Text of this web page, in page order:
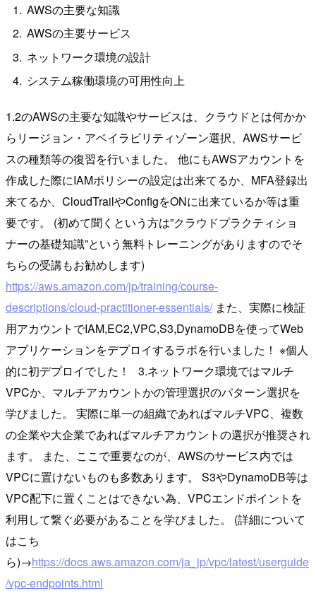
AWSの主要な知識
AWSの主要サービス
ネットワーク環境の設計
システム稼働環境の可用性向上
1.2のAWSの主要な知識やサービスは、クラウドとは何かか
らリージョン・アベイラビリティゾーン選択、AWSサービ
スの種類等の復習を行いました。 他にもAWSアカウントを
作成した際にIAMポリシーの設定は出来てるか、MFA登録出
来てるか、CloudTrailやConfigをONに出来ているか等は重
要です。 (初めて聞くという方は”クラウドプラクティショ
ナーの基礎知識”という無料トレーニングがありますのでそ
ちらの受講もお勧めします)
https://aws.amazon.com/jp/training/course-
descriptions/cloud-practitioner-essentials/また、実際に検証
用アカウントでIAM,EC2,VPC,S3,DynamoDBを使ってWeb
アプリケーションをデプロイするラボを行いました！ ※個人
的に初デプロイでした！ 3.ネットワーク環境ではマルチ
VPCか、マルチアカウントかの管理選択のパターン選択を
学びました。 実際に単一の組織であればマルチVPC、複数
の企業や大企業であればマルチアカウントの選択が推奨され
ます。 また、ここで重要なのが、AWSのサービス内では
VPCに置けないものも多数あります。 S3やDynamoDB等は
VPC配下に置くことはできない為、VPCエンドポイントを
利用して繋ぐ必要があることを学びました。 (詳細について
はこち
ら)→https://docs.aws.amazon.com/ja_jp/vpc/latest/userguide
/vpc-endpoints.html